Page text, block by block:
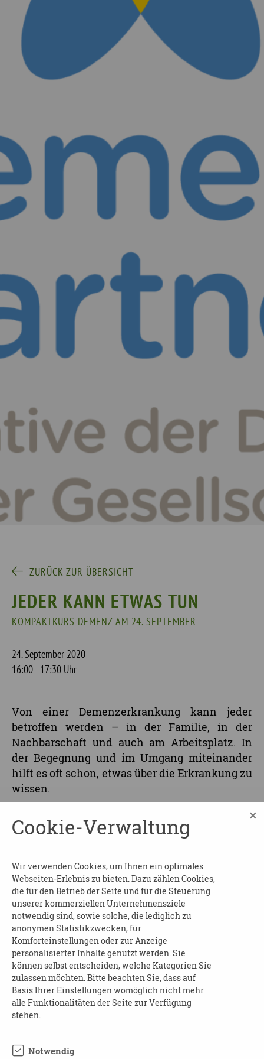
ZURÜCK ZUR ÜBERSICHT
JEDER KANN ETWAS TUN
KOMPAKTKURS DEMENZ AM 24. SEPTEMBER
24. September 2020
16:00 - 17:30 Uhr
Von einer Demenzerkrankung kann jeder
betroffen werden – in der Familie, in der
Nachbarschaft und auch am Arbeitsplatz. In
der Begegnung und im Umgang miteinander
hilft es oft schon, etwas über die Erkrankung zu
wissen.
Deshalb hat die Deutsche Alzheimer
Gesellschaft die bundesweite
Aufklärungsinitiative Demenz Partner
kannst Demenz Partner werden!“. - Bisher sind
schon mehr als 60.000 Menschen diesem
Aufruf gefolgt.
Der Kompaktkurs Demenz wird diesmal in der
Woche der Demenz als Online-Kurs
durchgeführt. So ist eine Teilnahme ganz
ortsunabhängig möglich.
Die kostenlose Veranstaltung findet am 24.
September von 16 – 17.30 Uhr statt.
partner.de
Cookie-Verwaltung ×
Wir verwenden Cookies, um Ihnen ein optimales
Webseiten-Erlebnis zu bieten. Dazu zählen Cookies,
die für den Betrieb der Seite und für die Steuerung
unserer kommerziellen Unternehmensziele
notwendig sind, sowie solche, die lediglich zu
anonymen Statistikzwecken, für
Komforteinstellungen oder zur Anzeige
personalisierter Inhalte genutzt werden. Sie
können selbst entscheiden, welche Kategorien Sie
zulassen möchten. Bitte beachten Sie, dass auf
Basis Ihrer Einstellungen womöglich nicht mehr
alle Funktionalitäten der Seite zur Verfügung
stehen.
Notwendig